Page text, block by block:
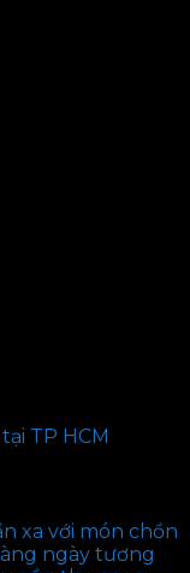
TP HCM
xa với món chồn
ngày tương